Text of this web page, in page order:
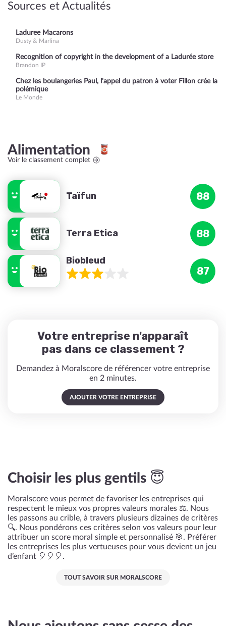
Sources et Actualités
Laduree Macarons
Dusty & Marlina
Recognition of copyright in the development of a Ladurée store
Brandon IP
Chez les boulangeries Paul, l'appel du patron à voter Fillon crée la
polémique
Le Monde
Alimentation
Voir le classement complet
Taïfun 88
Terra Etica 88
Biobleud
87
Votre entreprise n'apparaît
pas dans ce classement ?
Demandez à Moralscore de référencer votre entreprise
en 2 minutes.
AJOUTER VOTRE ENTREPRISE
Choisir les plus gentils 😇
Moralscore vous permet de favoriser les entreprises qui
respectent le mieux vos propres valeurs morales ⚖️. Nous
les passons au crible, à travers plusieurs dizaines de critères
🔍. Nous pondérons ces critères selon vos valeurs pour leur
attribuer un score moral simple et personnalisé 🎯. Préférer
les entreprises les plus vertueuses pour vous devient un jeu
d’enfant 🎈🎈🎈.
TOUT SAVOIR SUR MORALSCORE